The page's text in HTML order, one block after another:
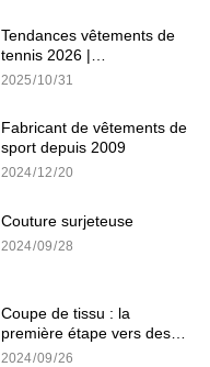
Tendances vêtements de
tennis 2026 |
INGORSPORTS
2025 10 31
Fabricant de vêtements de
sport depuis 2009
2024 12 20
Couture surjeteuse
2024 09 28
Coupe de tissu : la
première étape vers des
vêtements de sport de
2024 09 26